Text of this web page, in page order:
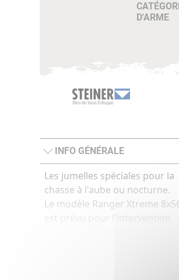
D'ARME
INFO GÉNÉRALE
Les jumelles spéciales pour la
chasse à l'aube ou nocturne.
Le modèle Ranger Xtreme